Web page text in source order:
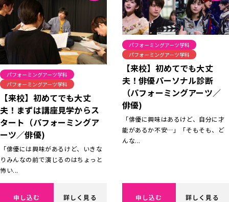
パフォーミングアーツ学科
パフォーミングアーツ学科
【来校】初めてでも大丈
夫！まずは講座見学からス
タート（パフォーミングア
ーツ／俳優)
「俳優には興味があるけど、いきな
りみんなの前で演じるのはちょっと
怖い...
申し込む 詳しく見る
パフォーミングアーツ学科
パフォーミングアーツ学科
【来校】初めてでも大丈
夫！俳優パーソナル診断
（パフォーミングアーツ／
俳優)
「俳優に興味はあるけど、自分に才
能があるか不安…」「そもそも、ど
んな...
申し込む 詳しく見る